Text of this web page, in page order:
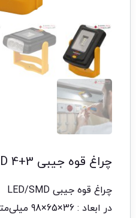
چراغ قوه جیبی 3+4 LED/SMD برننشتول
چراغ قوه جیبی LED/SMD
در ابعاد : 36×65×98 میلی‌متر